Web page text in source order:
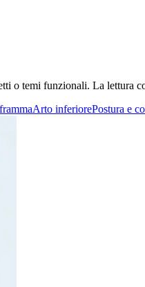
o temi funzionali. La lettura
Arto inferiorePostura e